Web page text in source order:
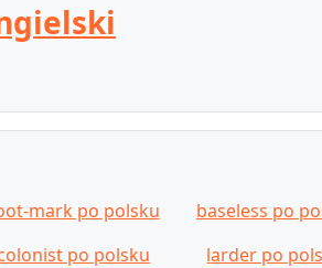
mark po polsku baseless po
po polsku larder po